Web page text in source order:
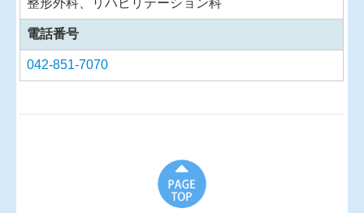
整形外科、リハビリテーション科
電話番号
042-851-7070